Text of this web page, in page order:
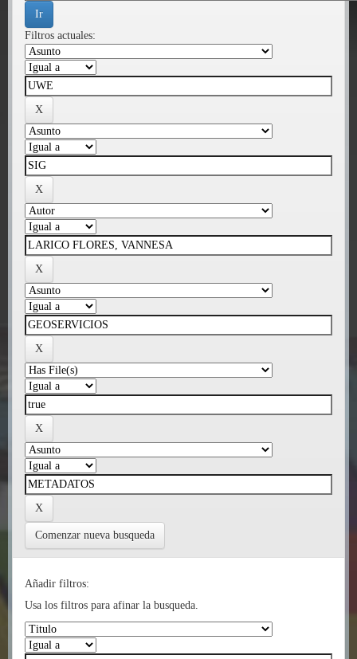
Filtros actuales:
Comenzar nueva busqueda
Añadir filtros:
Usa los filtros para afinar la busqueda.